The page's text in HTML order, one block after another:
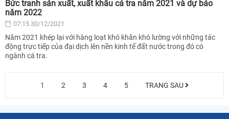
Bức tranh sản xuất, xuất khẩu cá tra năm 2021 và dự báo
năm 2022
07:15 30/12/2021
Năm 2021 khép lại với hàng loạt khó khăn khó lường với những tác
động trực tiếp của đại dịch lên nền kinh tế đất nước trong đó có
ngành cá tra.
1 2 3 4 5 TRANG SAU